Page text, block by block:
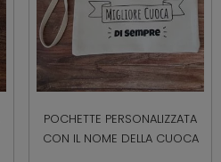
POCHETTE PERSONALIZZATA
CON IL NOME DELLA CUOCA